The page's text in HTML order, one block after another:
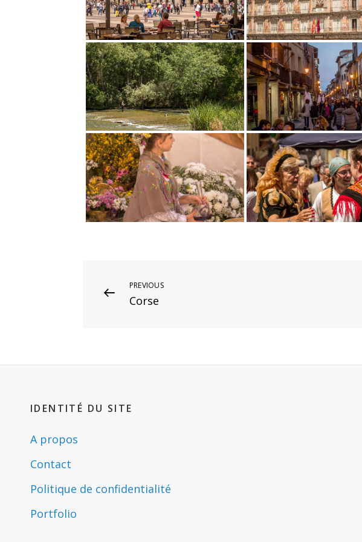
Navigation
Previous
Post
PREVIOUS
Corse
IDENTITÉ DU SITE
A propos
Contact
Politique de confidentialité
Portfolio